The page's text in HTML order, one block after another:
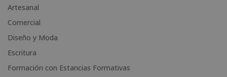
t
i
e
:
Artesanal
Comercial
Diseño y Moda
Escritura
Formación con Estancias Formativas